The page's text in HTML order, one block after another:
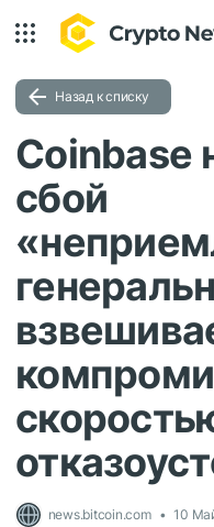
Назад к списку
Coinbase
сбой
news.bitcoin.com 10